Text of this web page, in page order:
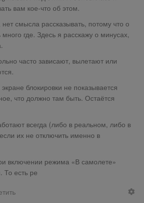
вам кое-что об этом.
смысла рассказывать, потому что о
где. Здесь я расскажу о минусах,
часто зависают, вылетают или
блокировки не показывается
что должно там быть. Остаётся
всегда (либо в реальном, либо в
их не отключить именно в
включении режима «В самолете»
То есть ре